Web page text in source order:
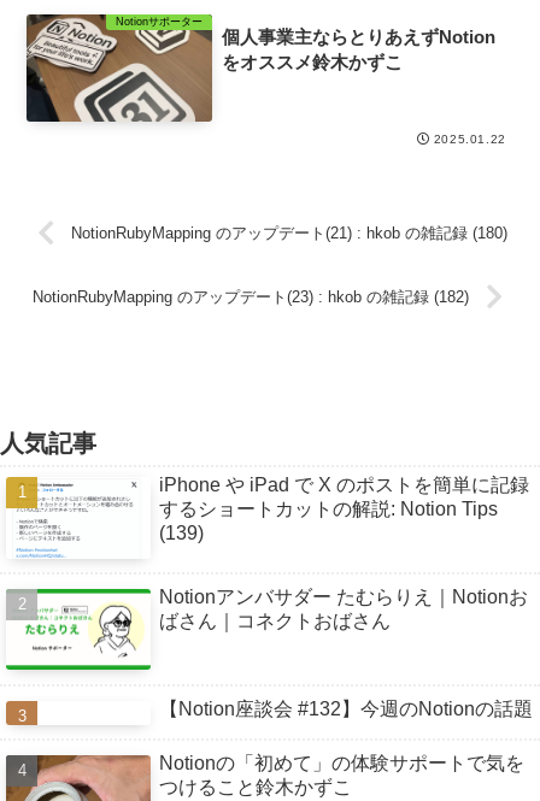
Notionサポーター
個人事業主ならとりあえずNotion
をオススメ鈴木かずこ
2025.01.22
NotionRubyMapping のアップデート(21) : hkob の雑記録 (180)
NotionRubyMapping のアップデート(23) : hkob の雑記録 (182)
人気記事
iPhone や iPad で X のポストを簡単に記録
するショートカットの解説: Notion Tips
(139)
Notionアンバサダー たむらりえ｜Notionお
ばさん｜コネクトおばさん
【Notion座談会 #132】今週のNotionの話題
Notionの「初めて」の体験サポートで気を
つけること鈴木かずこ